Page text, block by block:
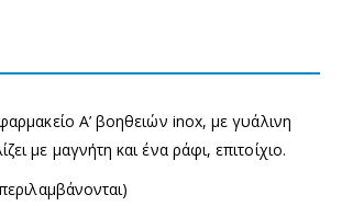
Α’ βοηθειών inox, με γυάλινη
με μαγνήτη και ένα ράφι, επιτοίχιο.